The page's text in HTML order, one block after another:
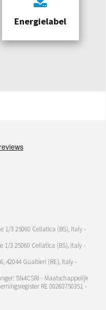
Energielabel
1/3 25060 Cellatica (BS), Italy -
1/3 25060 Cellatica (BS), Italy -
42044 Gualtieri (RE), Italy -
SN4CSRI - Maatschappelijk
RE 00260750351 -